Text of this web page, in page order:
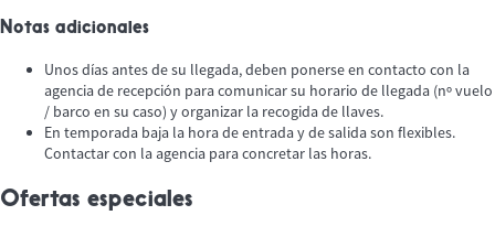
Notas adicionales
Unos días antes de su llegada, deben ponerse en contacto con la
agencia de recepción para comunicar su horario de llegada (nº vuelo
/ barco en su caso) y organizar la recogida de llaves.
En temporada baja la hora de entrada y de salida son flexibles.
Contactar con la agencia para concretar las horas.
Ofertas especiales